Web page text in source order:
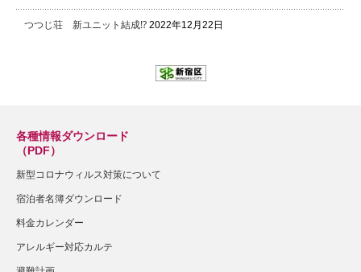
つつじ荘 新ユニット結成⁉ 2022年12月22日
各種情報ダウンロード
（PDF）
新型コロナウィルス対策について
宿泊者名簿ダウンロード
料金カレンダー
アレルギー対応カルテ